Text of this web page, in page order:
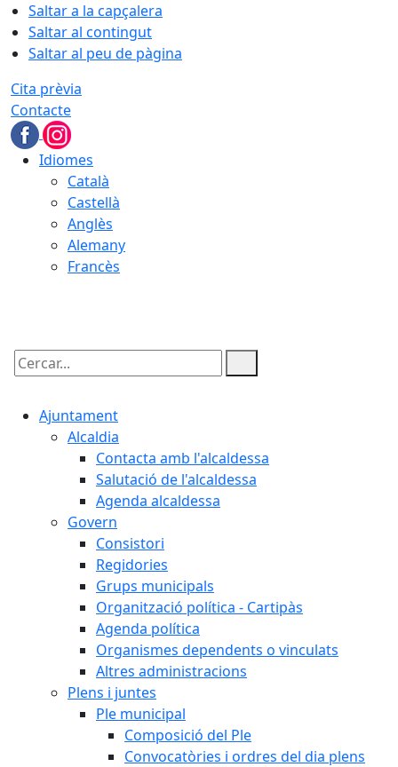
Saltar a la capçalera
Saltar al contingut
Saltar al peu de pàgina
Cita prèvia
Contacte
Idiomes
Català
Castellà
Anglès
Alemany
Francès
Cercar:
Ajuntament
Alcaldia
Contacta amb l'alcaldessa
Salutació de l'alcaldessa
Agenda alcaldessa
Govern
Consistori
Regidories
Grups municipals
Organització política - Cartipàs
Agenda política
Organismes dependents o vinculats
Altres administracions
Plens i juntes
Ple municipal
Composició del Ple
Convocatòries i ordres del dia plens